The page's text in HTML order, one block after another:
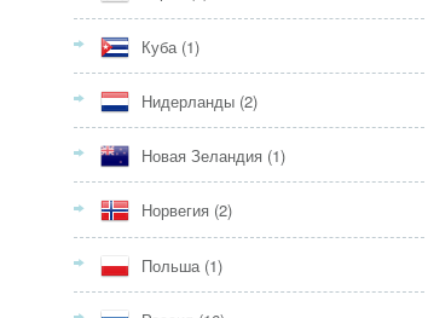
Куба (1)
Нидерланды (2)
Новая Зеландия (1)
Норвегия (2)
Польша (1)